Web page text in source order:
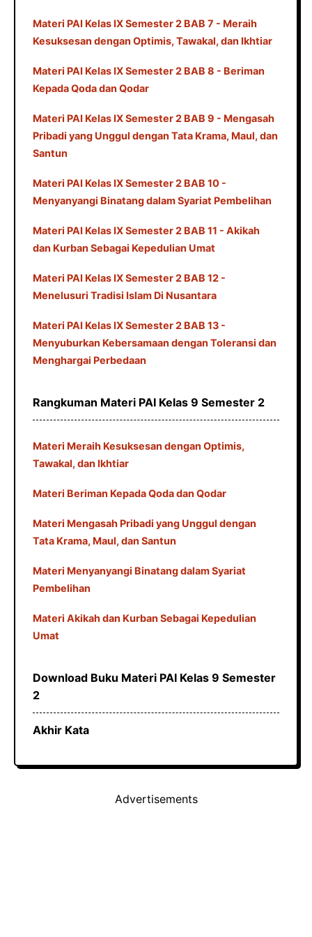
Materi PAI Kelas IX Semester 2 BAB 7 - Meraih
Kesuksesan dengan Optimis, Tawakal, dan Ikhtiar
Materi PAI Kelas IX Semester 2 BAB 8 - Beriman
Kepada Qoda dan Qodar
Materi PAI Kelas IX Semester 2 BAB 9 - Mengasah
Pribadi yang Unggul dengan Tata Krama, Maul, dan
Santun
Materi PAI Kelas IX Semester 2 BAB 10 -
Menyanyangi Binatang dalam Syariat Pembelihan
Materi PAI Kelas IX Semester 2 BAB 11 - Akikah
dan Kurban Sebagai Kepedulian Umat
Materi PAI Kelas IX Semester 2 BAB 12 -
Menelusuri Tradisi Islam Di Nusantara
Materi PAI Kelas IX Semester 2 BAB 13 -
Menyuburkan Kebersamaan dengan Toleransi dan
Menghargai Perbedaan
Rangkuman Materi PAI Kelas 9 Semester 2
Materi Meraih Kesuksesan dengan Optimis,
Tawakal, dan Ikhtiar
Materi Beriman Kepada Qoda dan Qodar
Materi Mengasah Pribadi yang Unggul dengan
Tata Krama, Maul, dan Santun
Materi Menyanyangi Binatang dalam Syariat
Pembelihan
Materi Akikah dan Kurban Sebagai Kepedulian
Umat
Download Buku Materi PAI Kelas 9 Semester
2
Akhir Kata
Advertisements